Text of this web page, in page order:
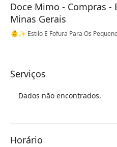
Doce Mimo - Compras -
Minas Gerais
👶✨ Estilo E Fofura Para Os
Serviços
Dados não encontrados.
Horário